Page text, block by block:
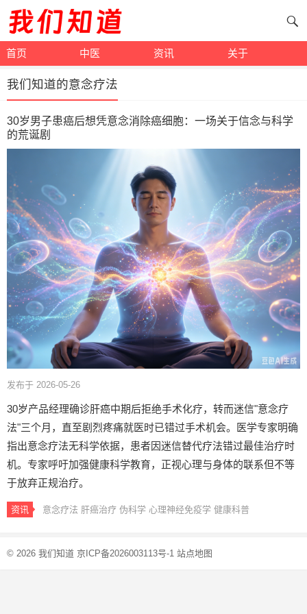
首页 中医 资讯 关于
我们知道的意念疗法
30岁男子患癌后想凭意念消除癌细胞：一场关于信念与科学
的荒诞剧
发布于 2026-05-26
30岁产品经理确诊肝癌中期后拒绝手术化疗，转而迷信"意念疗
法"三个月，直至剧烈疼痛就医时已错过手术机会。医学专家明确
指出意念疗法无科学依据，患者因迷信替代疗法错过最佳治疗时
机。专家呼吁加强健康科学教育，正视心理与身体的联系但不等
于放弃正规治疗。
资讯 意念疗法 肝癌治疗 伪科学 心理神经免疫学 健康科普
© 2026 我们知道 京ICP备2026003113号-1 站点地图